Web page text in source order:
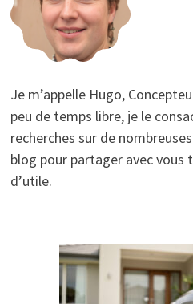
Je m’appelle Hugo,
peu de temps libre, je le
recherches sur de
blog pour partager avec vous
d’utile.